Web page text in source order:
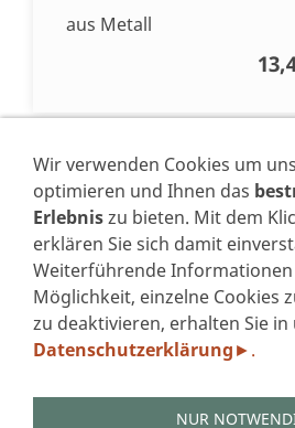
aus Metall
* Alle Preise inkl. USt. zzgl.
VERTRAG
IMPRESSUM
DATENSCHUTZERKLÄRUNG GEM. DSGVO
Wir verwenden Cookies um
optimieren und Ihnen das
Erlebniszu bieten. Mit dem
erklären Sie sich damit
Weiterführende
Möglichkeit, einzelne Cookies
zu deaktivieren, erhalten Sie
Datenschutzerklärung ► .
NUR